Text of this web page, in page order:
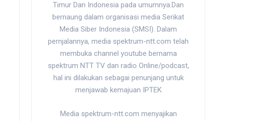
Timur Dan Indonesia pada umumnya.Dan
bernaung dalam organisasi media Serikat
Media Siber Indonesia (SMSI). Dalam
pernjalannya, media spektrum-ntt.com telah
membuka channel youtube bernama
spektrum NTT TV dan radio Online/podcast,
hal ini dilakukan sebagai penunjang untuk
menjawab kemajuan IPTEK
Media spektrum-ntt.com menyajikan